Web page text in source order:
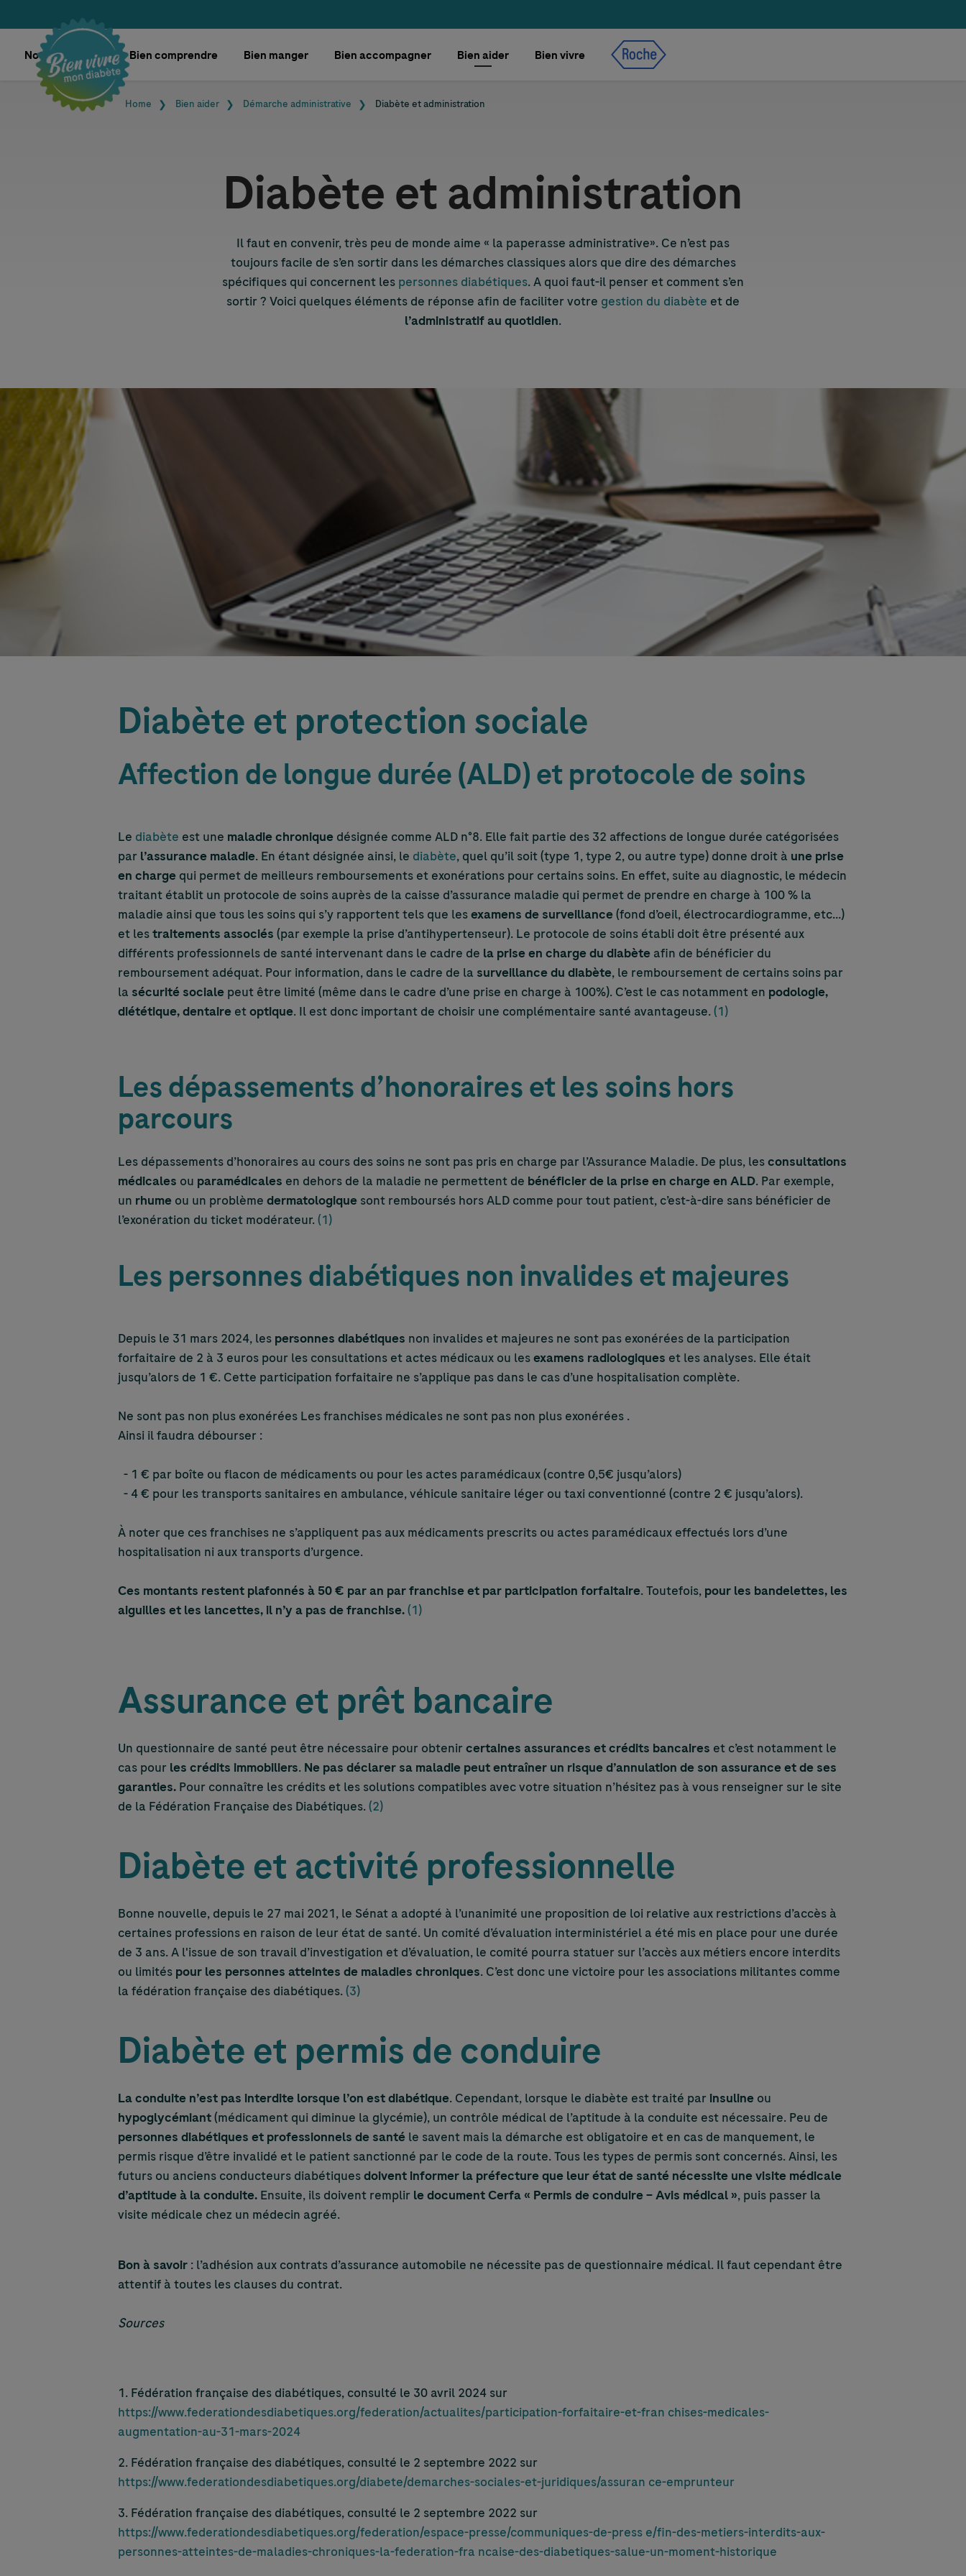
Notre boutique Bien comprendre Bien manger Bien accompagner Bien aider Bien vivre
Fil d'Ariane
Home Bien aider Démarche administrative Diabète et administration
Diabète et administration
Il faut en convenir, très peu de monde aime « la paperasse administrative». Ce n’est pas
toujours facile de s’en sortir dans les démarches classiques alors que dire des démarches
spécifiques qui concernent les personnes diabétiques. A quoi faut-il penser et comment s’en
sortir ? Voici quelques éléments de réponse afin de faciliter votre gestion du diabète et de
l’administratif au quotidien.
Diabète et protection sociale
Affection de longue durée (ALD) et protocole de soins
Le diabète est une maladie chronique désignée comme ALD n°8. Elle fait partie des 32 affections de longue durée catégorisées
par l’assurance maladie. En étant désignée ainsi, le diabète, quel qu’il soit (type 1, type 2, ou autre type) donne droit à une prise
en charge qui permet de meilleurs remboursements et exonérations pour certains soins. En effet, suite au diagnostic, le médecin
traitant établit un protocole de soins auprès de la caisse d’assurance maladie qui permet de prendre en charge à 100 % la
maladie ainsi que tous les soins qui s’y rapportent tels que lesexamens de surveillance(fond d’oeil, électrocardiogramme, etc…)
et lestraitements associés (par exemple la prise d’antihypertenseur). Le protocole de soins établi doit être présenté aux
différents professionnels de santé intervenant dans le cadre de la prise en charge du diabète afin de bénéficier du
remboursement adéquat. Pour information, dans le cadre de la surveillance du diabète, le remboursement de certains soins par
la sécurité sociale peut être limité (même dans le cadre d’une prise en charge à 100%). C’est le cas notamment en podologie,
diététique, dentaire etoptique. Il est donc important de choisir une complémentaire santé avantageuse.(1)
Les dépassements d’honoraires et les soins hors
parcours
Les dépassements d’honoraires au cours des soins ne sont pas pris en charge par l’Assurance Maladie. De plus, lesconsultations
médicales ou paramédicales en dehors de la maladie ne permettent de bénéficier de la prise en charge en ALD. Par exemple,
un rhume ou un problème dermatologique sont remboursés hors ALD comme pour tout patient, c’est-à-dire sans bénéficier de
l’exonération du ticket modérateur.(1)
Les personnes diabétiques non invalides et majeures
Depuis le 31 mars 2024, les personnes diabétiques non invalides et majeures ne sont pas exonérées de la participation
forfaitaire de 2 à 3 euros pour les consultations et actes médicaux ou lesexamens radiologiques et les analyses. Elle était
jusqu’alors de 1 €. Cette participation forfaitaire ne s’applique pas dans le cas d’une hospitalisation complète.
Ne sont pas non plus exonérées Les franchises médicales ne sont pas non plus exonérées .
Ainsi il faudra débourser :
- 1 € par boîte ou flacon de médicaments ou pour les actes paramédicaux (contre 0,5€ jusqu’alors)
- 4 € pour les transports sanitaires en ambulance, véhicule sanitaire léger ou taxi conventionné (contre 2 € jusqu’alors).
À noter que ces franchises ne s’appliquent pas aux médicaments prescrits ou actes paramédicaux effectués lors d’une
hospitalisation ni aux transports d’urgence.
Ces montants restent plafonnés à 50 € par an par franchise et par participation forfaitaire. Toutefois, pour les bandelettes, les
aiguilles et les lancettes, il n’y a pas de franchise.(1)
Assurance et prêt bancaire
Un questionnaire de santé peut être nécessaire pour obtenir certaines assurances et crédits bancaires et c’est notamment le
cas pour les crédits immobiliers. Ne pas déclarer sa maladie peut entraîner un risque d’annulation de son assurance et de ses
garanties. Pour connaître les crédits et les solutions compatibles avec votre situation n’hésitez pas à vous renseigner sur le site
de la Fédération Française des Diabétiques.(2)
Diabète et activité professionnelle
Bonne nouvelle, depuis le 27 mai 2021, le Sénat a adopté à l’unanimité une proposition de loi relative aux restrictions d’accès à
certaines professions en raison de leur état de santé. Un comité d’évaluation interministériel a été mis en place pour une durée
de 3 ans. A l'issue de son travail d’investigation et d’évaluation, le comité pourra statuer sur l’accès aux métiers encore interdits
ou limités pour les personnes atteintes de maladies chroniques. C’est donc une victoire pour les associations militantes comme
la fédération française des diabétiques.(3)
Diabète et permis de conduire
La conduite n’est pas interdite lorsque l’on est diabétique. Cependant, lorsque le diabète est traité par insuline ou
hypoglycémiant(médicament qui diminue la glycémie), un contrôle médical de l’aptitude à la conduite est nécessaire. Peu de
personnes diabétiques et professionnels de santé le savent mais la démarche est obligatoire et en cas de manquement, le
permis risque d’être invalidé et le patient sanctionné par le code de la route. Tous les types de permis sont concernés. Ainsi, les
futurs ou anciens conducteurs diabétiquesdoivent informer la préfecture que leur état de santé nécessite une visite médicale
d’aptitude à la conduite. Ensuite, ils doivent remplir le document Cerfa « Permis de conduire – Avis médical », puis passer la
visite médicale chez un médecin agréé.
Bon à savoir : l’adhésion aux contrats d’assurance automobile ne nécessite pas de questionnaire médical. Il faut cependant être
attentif à toutes les clauses du contrat.
Sources
1. Fédération française des diabétiques, consulté le 30 avril 2024 sur
https://www.federationdesdiabetiques.org/federation/actualites/participation-forfaitaire-et-fran chises-medicales-
augmentation-au-31-mars-2024
2. Fédération française des diabétiques, consulté le 2 septembre 2022 sur
https://www.federationdesdiabetiques.org/diabete/demarches-sociales-et-juridiques/assuran ce-emprunteur
3. Fédération française des diabétiques, consulté le 2 septembre 2022 sur
https://www.federationdesdiabetiques.org/federation/espace-presse/communiques-de-press e/fin-des-metiers-interdits-aux-
personnes-atteintes-de-maladies-chroniques-la-federation-fra ncaise-des-diabetiques-salue-un-moment-historique